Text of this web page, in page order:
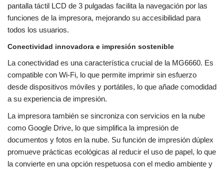
pantalla táctil LCD de 3 pulgadas facilita la navegación por las
funciones de la impresora, mejorando su accesibilidad para
todos los usuarios.
Conectividad innovadora e impresión sostenible
La conectividad es una característica crucial de la MG6660. Es
compatible con Wi-Fi, lo que permite imprimir sin esfuerzo
desde dispositivos móviles y portátiles, lo que añade comodidad
a su experiencia de impresión.
La impresora también se sincroniza con servicios en la nube
como Google Drive, lo que simplifica la impresión de
documentos y fotos en la nube. Su función de impresión dúplex
promueve prácticas ecológicas al reducir el uso de papel, lo que
la convierte en una opción respetuosa con el medio ambiente y